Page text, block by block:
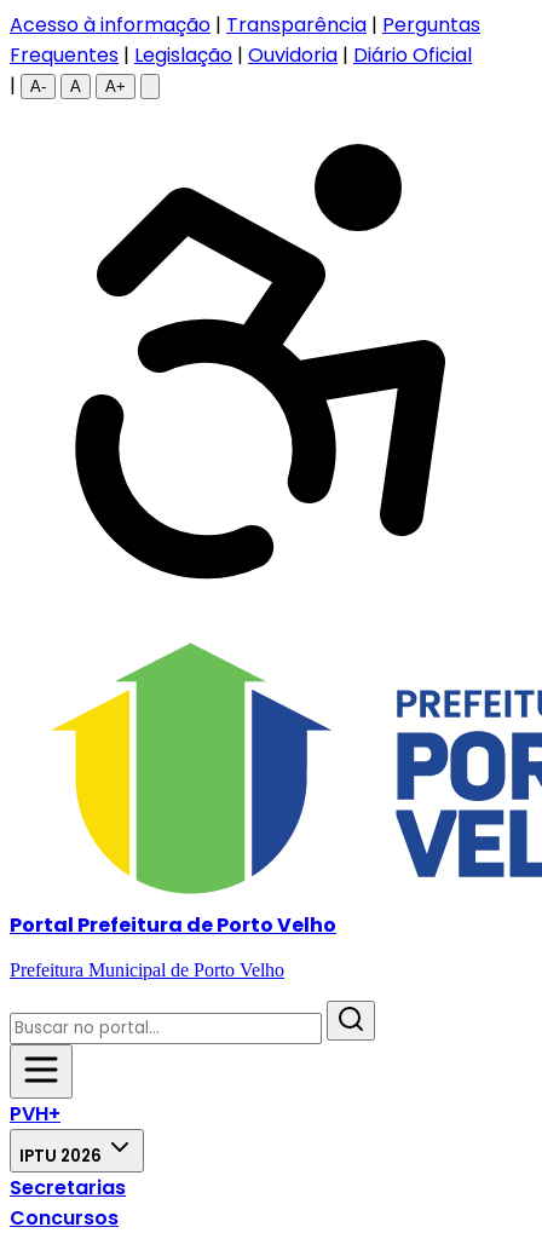
Acesso à informação | Transparência | Perguntas
Frequentes | Legislação | Ouvidoria | Diário Oficial
|
A- A A+
Portal Prefeitura de Porto Velho
Prefeitura Municipal de Porto Velho
PVH+
IPTU 2026
Secretarias
Concursos